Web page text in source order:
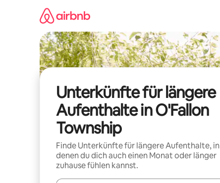
Unterkünfte für längere
Aufenthalte in O'Fallon
Township
Finde Unterkünfte für längere Aufenthalte, in
denen du dich auch einen Monat oder länger
zuhause fühlen kannst.